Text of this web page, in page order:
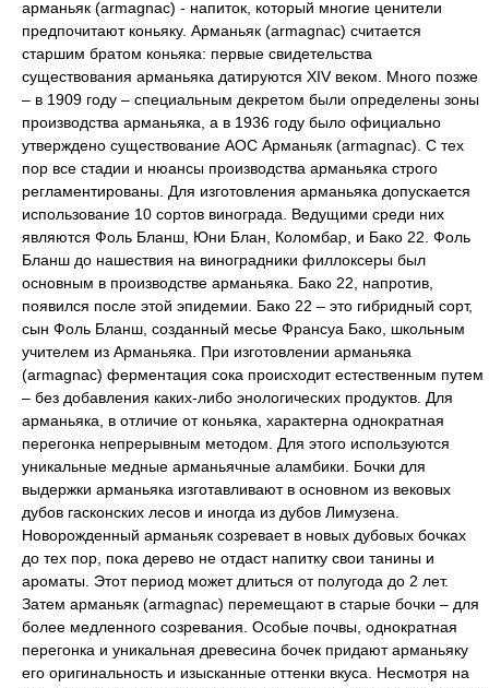
арманьяк (armagnac) - напиток, который многие ценители
предпочитают коньяку. Арманьяк (armagnac) считается
старшим братом коньяка: первые свидетельства
существования арманьяка датируются XIV веком. Много позже
– в 1909 году – специальным декретом были определены зоны
производства арманьяка, а в 1936 году было официально
утверждено существование AOC Арманьяк (armagnac). С тех
пор все стадии и нюансы производства арманьяка строго
регламентированы. Для изготовления арманьяка допускается
использование 10 сортов винограда. Ведущими среди них
являются Фоль Бланш, Юни Блан, Коломбар, и Бако 22. Фоль
Бланш до нашествия на виноградники филлоксеры был
основным в производстве арманьяка. Бако 22, напротив,
появился после этой эпидемии. Бако 22 – это гибридный сорт,
сын Фоль Бланш, созданный месье Франсуа Бако, школьным
учителем из Арманьяка. При изготовлении арманьяка
(armagnac) ферментация сока происходит естественным путем
– без добавления каких-либо энологических продуктов. Для
арманьяка, в отличие от коньяка, характерна однократная
перегонка непрерывным методом. Для этого используются
уникальные медные арманьячные аламбики. Бочки для
выдержки арманьяка изготавливают в основном из вековых
дубов гасконских лесов и иногда из дубов Лимузена.
Новорожденный арманьяк созревает в новых дубовых бочках
до тех пор, пока дерево не отдаст напитку свои танины и
ароматы. Этот период может длиться от полугода до 2 лет.
Затем арманьяк (armagnac) перемещают в старые бочки – для
более медленного созревания. Особые почвы, однократная
перегонка и уникальная древесина бочек придают арманьяку
его оригинальность и изысканные оттенки вкуса. Несмотря на